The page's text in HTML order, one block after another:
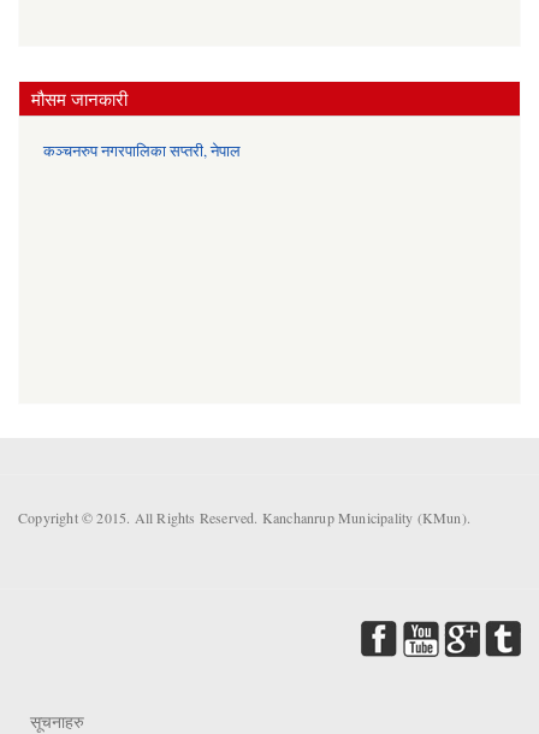
मौसम जानकारी
कञ्चनरुप नगरपालिका सप्तरी, नेपाल
Copyright © 2015. All Rights Reserved. Kanchanrup Municipality (KMun).
सूचनाहरु